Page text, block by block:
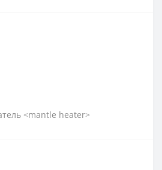
<mantle heater>